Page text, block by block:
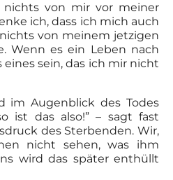
von mir vor meiner
ich, dass ich mich auch
von meinem jetzigen
Wenn es ein Leben nach
sein, das ich mir nicht
im Augenblick des Todes
ist das also!” – sagt fast
des Sterbenden. Wir,
nicht sehen, was ihm
wird das später enthüllt